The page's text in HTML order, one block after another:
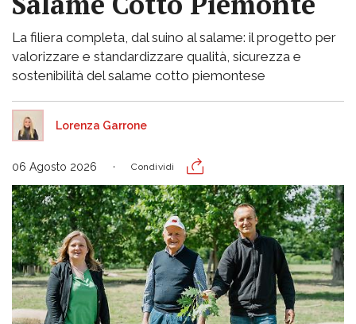
La filiera completa, dal suino al salame: il progetto per
valorizzare e standardizzare qualità, sicurezza e
sostenibilità del salame cotto piemontese
Lorenza Garrone
06 Agosto 2026 Condividi